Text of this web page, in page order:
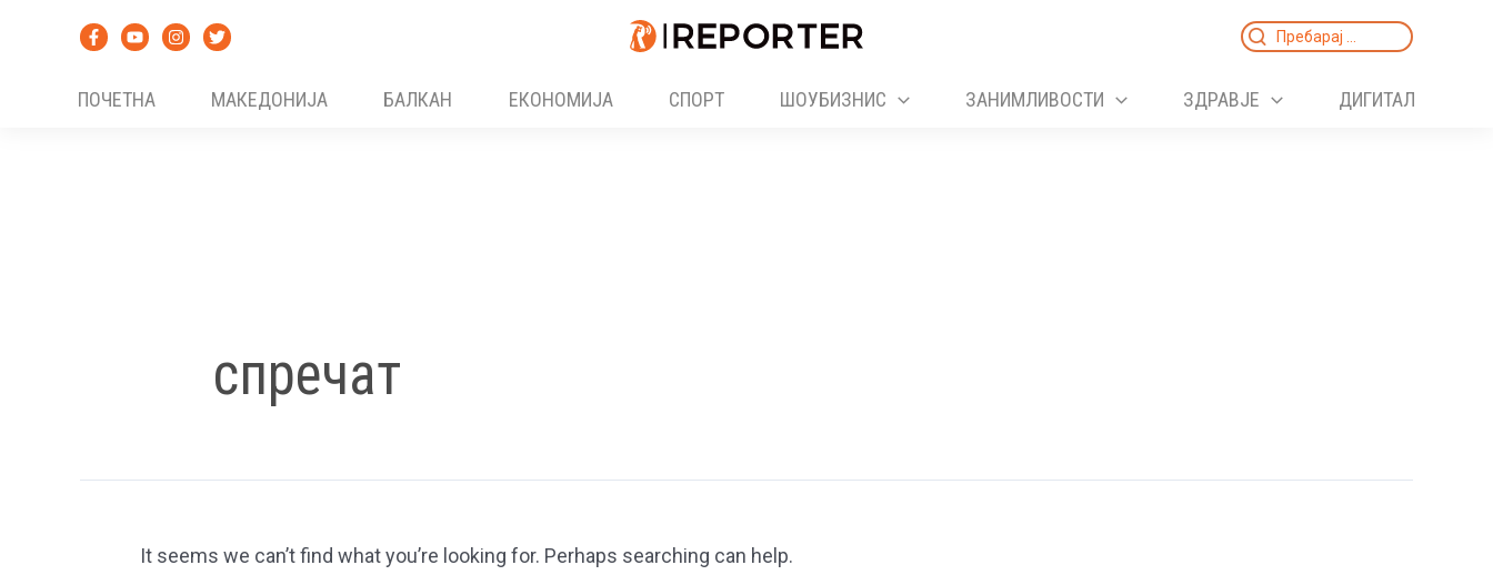
Search
ПОЧЕТНА
МАКЕДОНИЈА БАЛКАН ЕКОНОМИЈА СПОРТ ШОУБИЗНИС ЗАНИМЛИВОСТИ ЗДРАВЈЕ ДИГИТАЛ
спречат
It seems we can’t find what you’re looking for. Perhaps searching can help.